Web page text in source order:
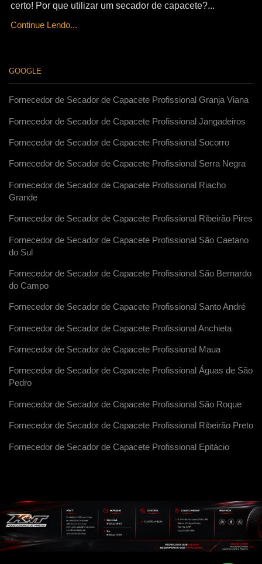
certo! Por que utilizar um secador de capacete?...
Continue Lendo...
GOOGLE
Fornecedor de Secador de Capacete Profissional Granja Viana
Fornecedor de Secador de Capacete Profissional Jangadeiros
Fornecedor de Secador de Capacete Profissional Socorro
Fornecedor de Secador de Capacete Profissional Serra Negra
Fornecedor de Secador de Capacete Profissional Riacho
Grande
Fornecedor de Secador de Capacete Profissional Ribeirão Pires
Fornecedor de Secador de Capacete Profissional São Caetano
do Sul
Fornecedor de Secador de Capacete Profissional São Bernardo
do Campo
Fornecedor de Secador de Capacete Profissional Santo André
Fornecedor de Secador de Capacete Profissional Anchieta
Fornecedor de Secador de Capacete Profissional Maua
Fornecedor de Secador de Capacete Profissional Águas de São
Pedro
Fornecedor de Secador de Capacete Profissional São Roque
Fornecedor de Secador de Capacete Profissional Ribeirão Preto
Fornecedor de Secador de Capacete Profissional Epitácio